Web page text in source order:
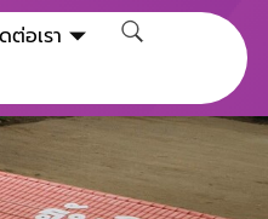
ต่อเรา